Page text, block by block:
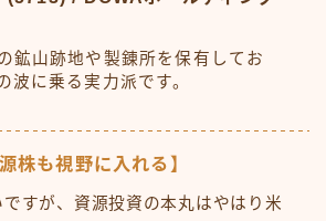
鉱山跡地や製錬所を保有してお
波に乗る実力派です。
株も視野に入れる】
ですが、資源投資の本丸はやはり米